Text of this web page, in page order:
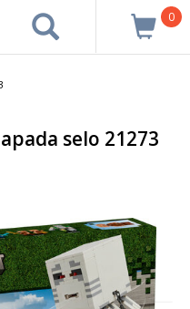
0
selo 21273